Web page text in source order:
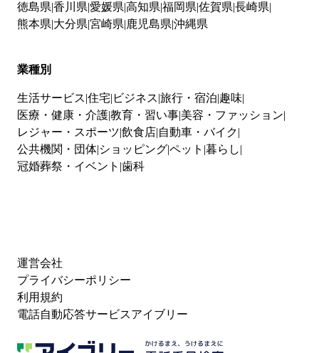
徳島県 香川県 愛媛県 高知県 福岡県 佐賀県 長崎県
熊本県 大分県 宮崎県 鹿児島県 沖縄県
業種別
生活サービス 住宅 ビジネス 旅行・宿泊 趣味
医療・健康・介護教育・習い事 美容・ファッション
レジャー・スポーツ 飲食店 自動車・バイク
公共機関・団体 ショッピングペット 暮らし
冠婚葬祭・イベント 歯科
運営会社
プライバシーポリシー
利用規約
電話自動応答サービスアイブリー